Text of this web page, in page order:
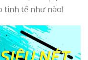
tinh tế như nào!